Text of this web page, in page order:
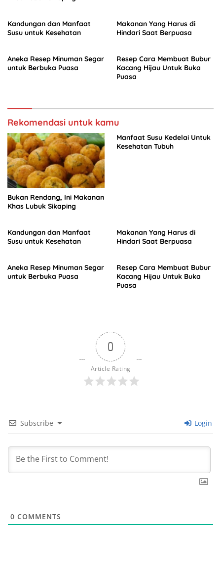
Kandungan dan Manfaat
Susu untuk Kesehatan
Makanan Yang Harus di
Hindari Saat Berpuasa
Aneka Resep Minuman Segar
untuk Berbuka Puasa
Resep Cara Membuat Bubur
Kacang Hijau Untuk Buka
Puasa
Rekomendasi untuk kamu
Bukan Rendang, Ini Makanan
Khas Lubuk Sikaping
Manfaat Susu Kedelai Untuk
Kesehatan Tubuh
Kandungan dan Manfaat
Susu untuk Kesehatan
Makanan Yang Harus di
Hindari Saat Berpuasa
Aneka Resep Minuman Segar
untuk Berbuka Puasa
Resep Cara Membuat Bubur
Kacang Hijau Untuk Buka
Puasa
0
Article Rating
Subscribe Login
0 COMMENTS